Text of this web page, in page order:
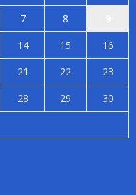
7 8
14 15
16
21 22
23
28 29
30